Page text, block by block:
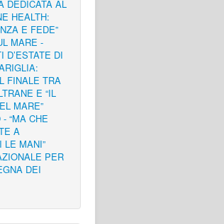
DEDICATA AL
HEALTH:
E FEDE”
MARE -
D’ESTATE DI
FINALE TRA
E “IL
MARE”
“MA CHE
A
LE MANI”
PER
DEI